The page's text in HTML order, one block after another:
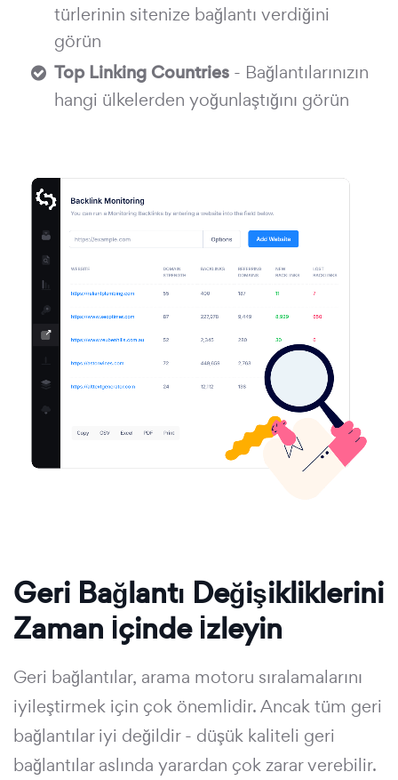
türlerinin sitenize bağlantı verdiğini
görün
Top Linking Countries - Bağlantılarınızın
hangi ülkelerden yoğunlaştığını görün
Geri Bağlantı Değişikliklerini
Zaman İçinde İzleyin
Geri bağlantılar, arama motoru sıralamalarını
iyileştirmek için çok önemlidir. Ancak tüm geri
bağlantılar iyi değildir - düşük kaliteli geri
bağlantılar aslında yarardan çok zarar verebilir.